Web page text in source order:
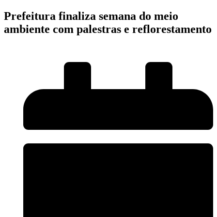
Prefeitura finaliza semana do meio
ambiente com palestras e reflorestamento